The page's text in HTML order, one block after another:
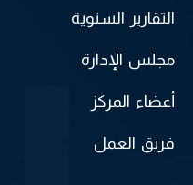
التقارير السنوية
مجلس الإدارة
أعضاء المركز
فريق العمل